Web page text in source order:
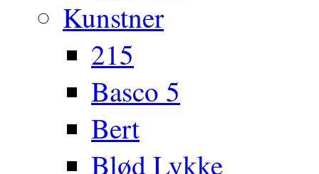
Kunstner
215
Basco 5
Bert
Blød Lykke